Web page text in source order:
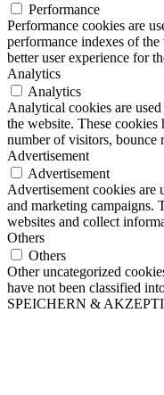
Performance
Performance cookies are
performance indexes of
better user experience for
Analytics
Analytics
Analytical cookies are
the website. These
number of visitors, bounce
Advertisement
Advertisement
Advertisement cookies are
and marketing campaigns.
websites and collect
Others
Others
Other uncategorized
have not been classified
SPEICHERN &